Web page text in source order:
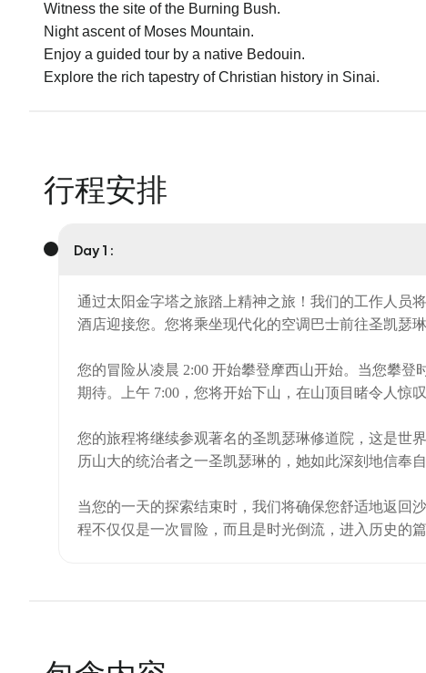
Witness the site of the Burning Bush.
Night ascent of Moses Mountain.
Enjoy a guided tour by a native Bedouin.
Explore the rich tapestry of Christian history in Sinai.
行程安排
Day 1 :
通过太阳金字塔之旅踏上精神之旅！我们的工作人员
酒店迎接您。您将乘坐现代化的空调巴士前往圣凯瑟
您的冒险从凌晨 2:00 开始攀登摩西山开始。当您攀
期待。上午 7:00，您将开始下山，在山顶目睹令人惊叹
您的旅程将继续参观著名的圣凯瑟琳修道院，这是世
历山大的统治者之一圣凯瑟琳的，她如此深刻地信奉
当您的一天的探索结束时，我们将确保您舒适地返回
程不仅仅是一次冒险，而且是时光倒流，进入历史的篇